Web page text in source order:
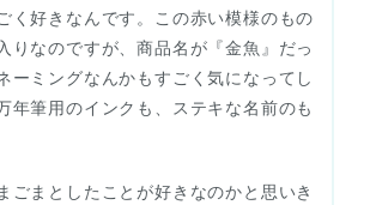
く好きなんです。この赤い模様のもの
りなのですが、商品名が『金魚』だっ
ーミングなんかもすごく気になってし
年筆用のインクも、ステキな名前のも
ごまとしたことが好きなのかと思いき